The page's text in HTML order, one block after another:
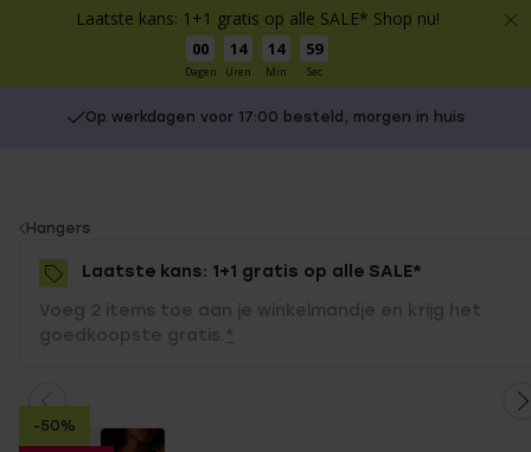
Laatste kans: 1+1 gratis op alle SALE* Shop nu!
00
Dagen
14
Uren
14
Min
59
Sec
Op werkdagen voor 17:00 besteld, morgen in huis
You
are
here:
Hangers
Laatste kans: 1+1 gratis op alle SALE*
Voeg 2 items toe aan je winkelmandje en krijg het
goedkoopste gratis. *
-50%